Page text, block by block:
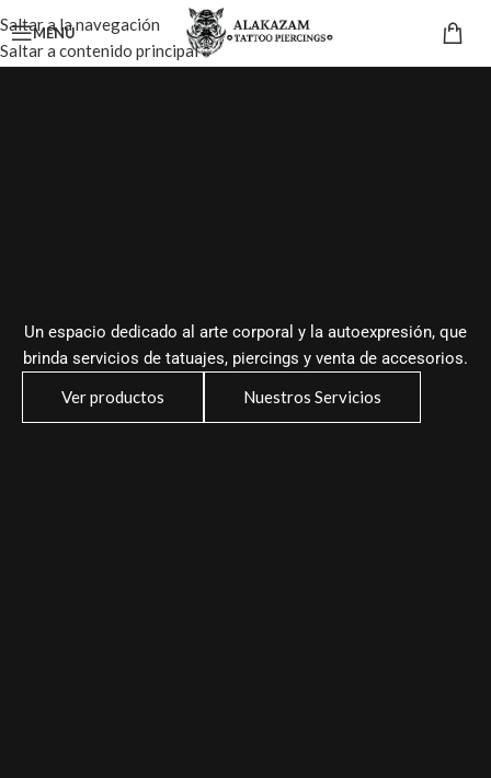
Saltar a la navegación
Saltar a contenido principal
MENÚ
Un espacio dedicado al arte corporal y la autoexpresión, que
brinda servicios de tatuajes, piercings y venta de accesorios.
Ver productos
Nuestros Servicios